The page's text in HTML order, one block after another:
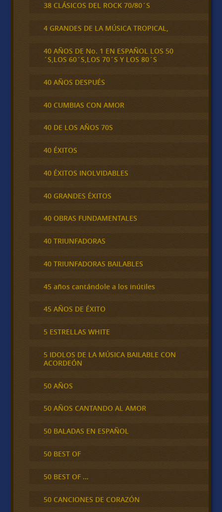
38 CLÁSICOS DEL ROCK 70/80´S
4 GRANDES DE LA MÚSICA TROPICAL,
40 AÑOS DE No. 1 EN ESPAÑOL LOS 50
´S,LOS 60´S,LOS 70´S Y LOS 80´S
40 AÑOS DESPUÉS
40 CUMBIAS CON AMOR
40 DE LOS AÑOS 70S
40 ÉXITOS
40 ÉXITOS INOLVIDABLES
40 GRANDES ÉXITOS
40 OBRAS FUNDAMENTALES
40 TRIUNFADORAS
40 TRIUNFADORAS BAILABLES
45 años cantándole a los inútiles
45 AÑOS DE ÉXITO
5 ESTRELLAS WHITE
5 IDOLOS DE LA MÚSICA BAILABLE CON
ACORDEÓN
50 AÑOS
50 AÑOS CANTANDO AL AMOR
50 BALADAS EN ESPAÑOL
50 BEST OF
50 BEST OF …
50 CANCIONES DE CORAZÓN